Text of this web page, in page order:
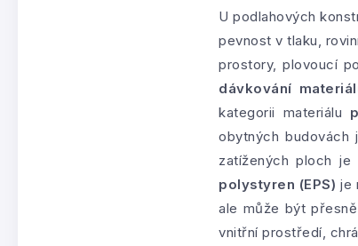
U podlahových
pevnost v tlaku,
prostory, plovoucí
dávkování
kategorii materiálu
obytných
zatížených ploch
polystyren (EPS) je
ale může být
vnitřní prostředí,